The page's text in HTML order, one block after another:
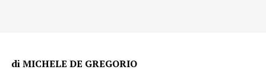
di MICHELE DE GREGORIO